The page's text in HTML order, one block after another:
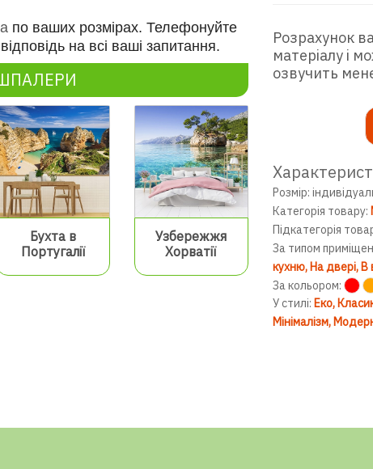
по ваших розмірах. Телефонуйте
на всі ваші запитання.
Бухта в
Португалії
Узбережжя
Хорватії
Розрахунок
матеріалу і
озвучить
Розмір:
Категорія товару:
Підкатегорія
За типом
кухню На двері В
За кольором:
У стилі: Еко
Мінімалізм